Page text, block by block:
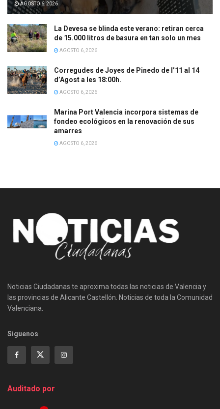
AGOSTO 6, 2026
La Devesa se blinda este verano: retiran cerca
de 15.000 litros de basura en tan solo un mes
AGOSTO 6, 2026
Corregudes de Joyes de Pinedo de l’11 al 14
d’Agost a les 18:00h.
AGOSTO 6, 2026
Marina Port Valencia incorpora sistemas de
fondeo ecológicos en la renovación de sus
amarres
AGOSTO 6, 2026
Noticias Ciudadanas te aproxima todas las noticias de Valencia y
las provincias de Alicante Castellón. Noticias de toda la Comunidad
Valenciana.
Siguenos
Auditado por